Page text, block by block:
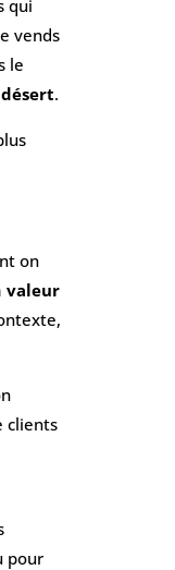
qui
vends
le
désert.
on
valeur
clients
pour